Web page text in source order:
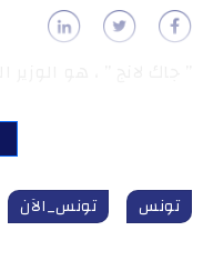
تونس تونس_الآن